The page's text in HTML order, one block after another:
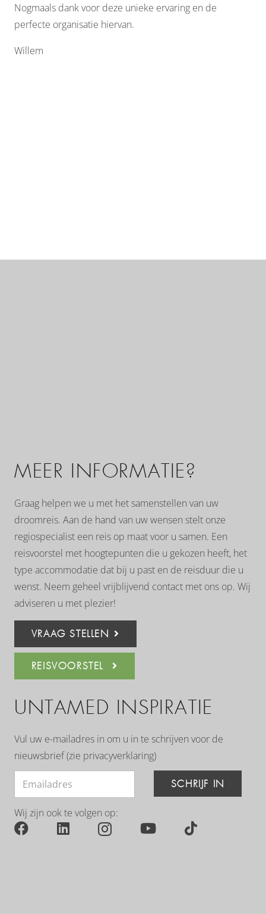
Nogmaals dank voor deze unieke ervaring en de
perfecte organisatie hiervan.
Willem
MEER INFORMATIE?
Graag helpen we u met het samenstellen van uw
droomreis. Aan de hand van uw wensen stelt onze
regiospecialist een reis op maat voor u samen. Een
reisvoorstel met hoogtepunten die u gekozen heeft, het
type accommodatie dat bij u past en de reisduur die u
wenst. Neem geheel vrijblijvend contact met ons op. Wij
adviseren u met plezier!
VRAAG STELLEN
REISVOORSTEL
UNTAMED INSPIRATIE
Vul uw e-mailadres in om u in te schrijven voor de
nieuwsbrief (zie privacyverklaring)
SCHRIJF IN
Wij zijn ook te volgen op: